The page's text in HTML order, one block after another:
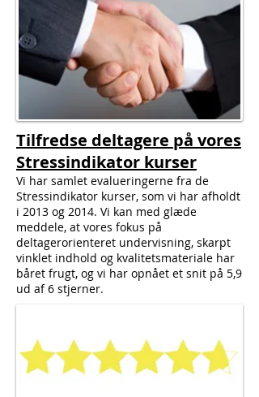
Tilfredse deltagere på vores
Stressindikator kurser
Vi har samlet evalueringerne fra de
Stressindikator kurser, som vi har afholdt
i 2013 og 2014. Vi kan med glæde
meddele, at vores fokus på
deltagerorienteret undervisning, skarpt
vinklet indhold og kvalitetsmateriale har
båret frugt, og vi har opnået et snit på 5,9
ud af 6 stjerner.